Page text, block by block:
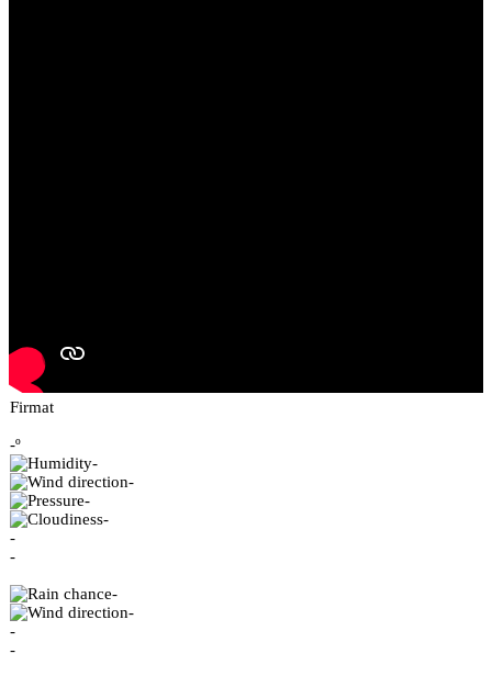
Firmat
-º
-
-
-
-
-
-
-
-
-
-